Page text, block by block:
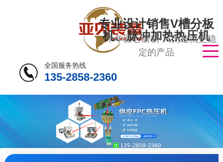
专业设计销售V槽分板
机、脉冲加热热压机
二十年匠心磨砺·只为造就更稳
定的产品
全国服务热线
135-2858-2360